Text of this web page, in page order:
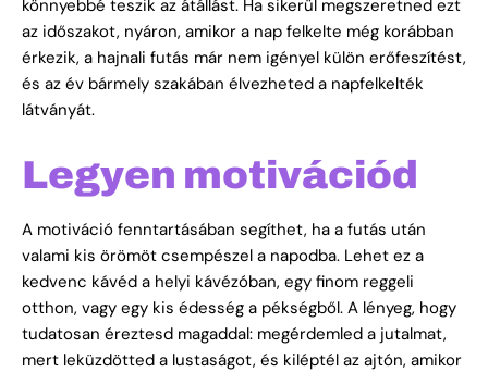
könnyebbé teszik az átállást. Ha sikerül megszeretned ezt
az időszakot, nyáron, amikor a nap felkelte még korábban
érkezik, a hajnali futás már nem igényel külön erőfeszítést,
és az év bármely szakában élvezheted a napfelkelték
látványát.
Legyen motivációd
A motiváció fenntartásában segíthet, ha a futás után
valami kis örömöt csempészel a napodba. Lehet ez a
kedvenc kávéd a helyi kávézóban, egy finom reggeli
otthon, vagy egy kis édesség a pékségből. A lényeg, hogy
tudatosan éreztesd magaddal: megérdemled a jutalmat,
mert leküzdötted a lustaságot, és kiléptél az ajtón, amikor